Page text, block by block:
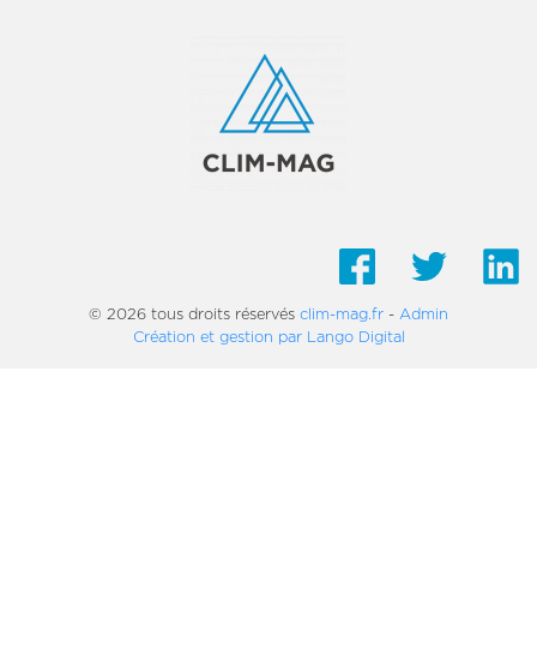
© 2026 tous droits réservés clim-mag.fr - Admin
Création et gestion par Lango Digital